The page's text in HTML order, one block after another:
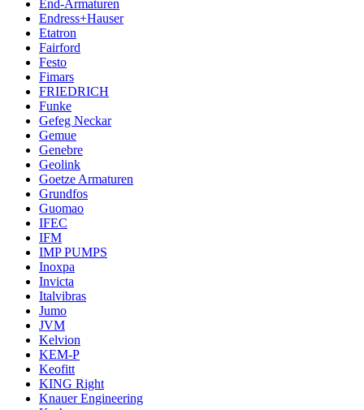
End-Armaturen
Endress+Hauser
Etatron
Fairford
Festo
Fimars
FRIEDRICH
Funke
Gefeg Neckar
Gemue
Genebre
Geolink
Goetze Armaturen
Grundfos
Guomao
IFEC
IFM
IMP PUMPS
Inoxpa
Invicta
Italvibras
Jumo
JVM
Kelvion
KEM-P
Keofitt
KING Right
Knauer Engineering